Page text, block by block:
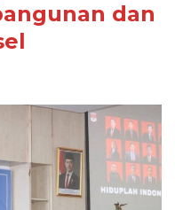
dan